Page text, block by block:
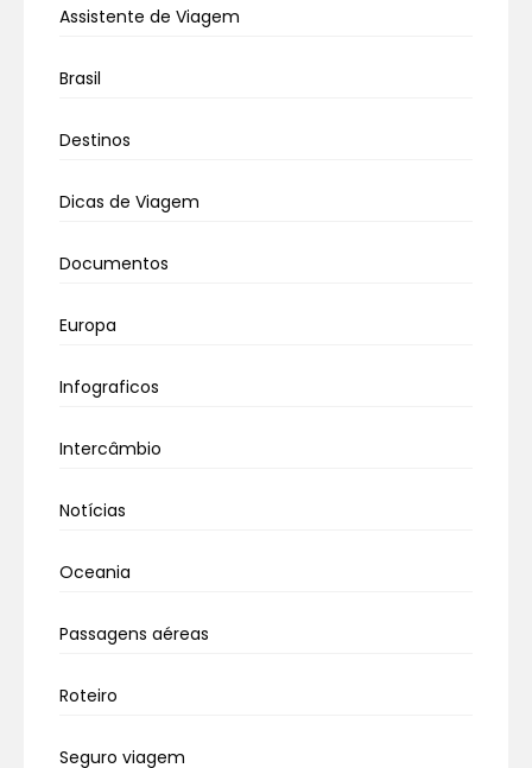
Assistente de Viagem
Brasil
Destinos
Dicas de Viagem
Documentos
Europa
Infograficos
Intercâmbio
Notícias
Oceania
Passagens aéreas
Roteiro
Seguro viagem